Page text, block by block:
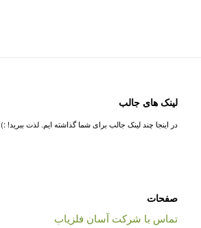
لینک های جالب
در اینجا چند لینک جالب برای شما گذاشته ایم. لذت ببرید! :)
صفحات
تماس با شرکت آسان فلزیاب